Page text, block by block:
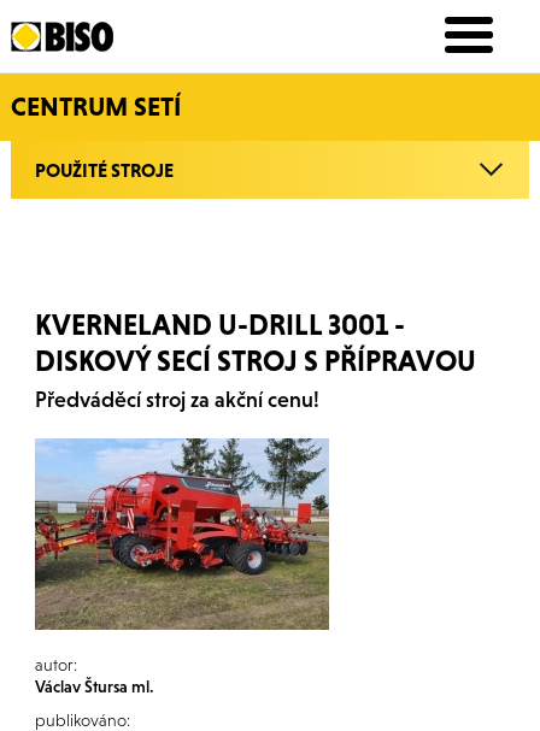
CENTRUM SETÍ
POUŽITÉ STROJE
KVERNELAND U-DRILL 3001 -
DISKOVÝ SECÍ STROJ S PŘÍPRAVOU
Předváděcí stroj za akční cenu!
autor:
Václav Štursa ml.
publikováno: